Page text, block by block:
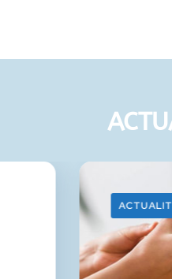
ACTUALITÉS